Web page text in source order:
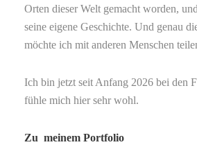
Orten dieser Welt gemacht worden,
seine eigene Geschichte. Und genau
möchte ich mit anderen Menschen
Ich bin jetzt seit Anfang 2026 bei den
fühle mich hier sehr wohl.
Zu meinem Portfolio